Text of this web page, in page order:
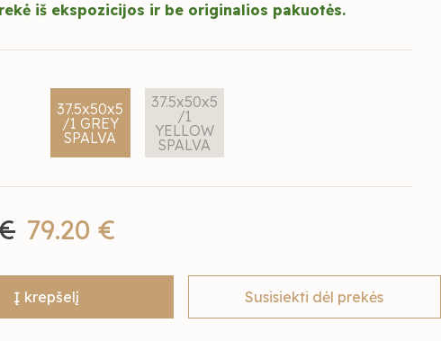
iš ekspozicijos ir be originalios pakuotės.
37.5x50x5
/1 GREY
SPALVA
37.5x50x5
/1
YELLOW
SPALVA
79.20 €
Į krepšelį Susisiekti dėl prekės